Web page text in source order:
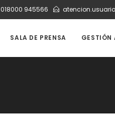
018000 945566
SALA DE PRENSA GESTIÓN